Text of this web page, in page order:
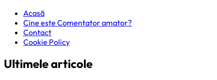
Acasă
Cine este Comentator amator?
Contact
Cookie Policy
Ultimele articole